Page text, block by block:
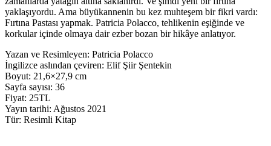
yaklaşıyordu. Ama büyükannenin bu kez muhteşem bir fikri vardı:
Fırtına Pastası yapmak. Patricia Polacco, tehlikenin eşiğinde ve
korkular içinde olmaya dair ezber bozan bir hikâye anlatıyor.
Yazan ve Resimleyen: Patricia Polacco
İngilizce aslından çeviren: Elif Şiir Şentekin
Boyut: 21,6×27,9 cm
Sayfa sayısı: 36
Fiyat: 25TL
Yayın tarihi: Ağustos 2021
Tür: Resimli Kitap